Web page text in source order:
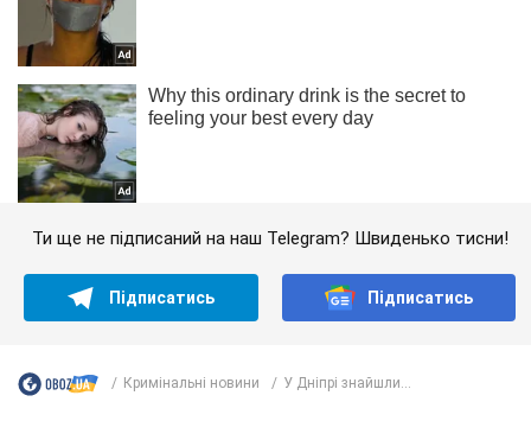
Ти ще не підписаний на наш Telegram? Швиденько тисни!
Підписатись Підписатись
Кримінальні новини У Дніпрі знайшли...